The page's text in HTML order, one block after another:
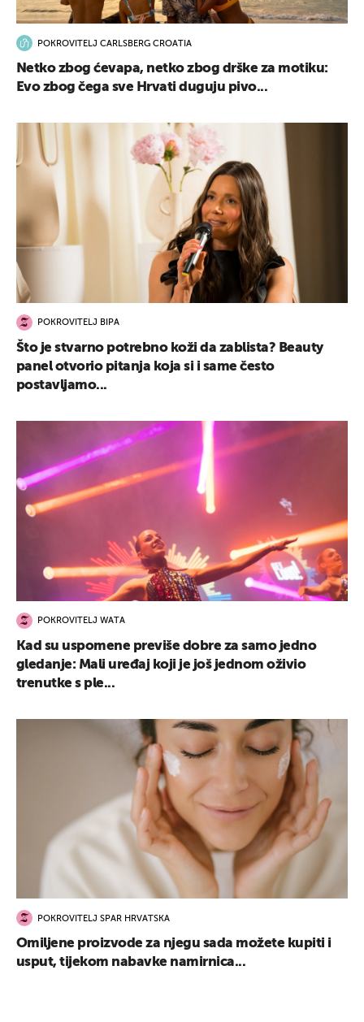
POKROVITELJ CARLSBERG CROATIA
Netko zbog ćevapa, netko zbog drške za motiku:
Evo zbog čega sve Hrvati duguju pivo...
POKROVITELJ BIPA
Što je stvarno potrebno koži da zablista? Beauty
panel otvorio pitanja koja si i same često
postavljamo...
POKROVITELJ WATA
Kad su uspomene previše dobre za samo jedno
gledanje: Mali uređaj koji je još jednom oživio
trenutke s ple...
POKROVITELJ SPAR HRVATSKA
Omiljene proizvode za njegu sada možete kupiti i
usput, tijekom nabavke namirnica...